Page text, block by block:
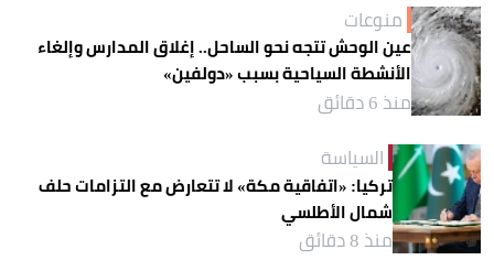
منوعات
عين الوحش تتجه نحو الساحل.. إغلاق المدارس وإلغاء
الأنشطة السياحية بسبب «دولفين»
منذ 6 دقائق
السياسة
تركيا: «اتفاقية مكة» لا تتعارض مع التزامات حلف
شمال الأطلسي
منذ 8 دقائق